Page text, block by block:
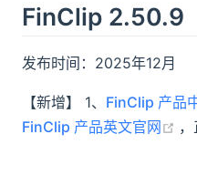
FinClip 2.50.9
发布时间：2025年12月
【新增】 1、 FinClip 产品
FinClip 产品英文官网
了解与 FinClip 相关